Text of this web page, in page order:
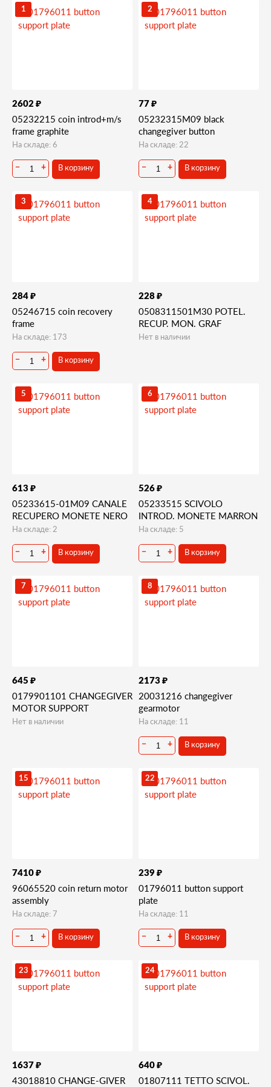
1
2602 ₽
05232215 coin introd+m/s
frame graphite
На складе: 6
− + В корзину
2
77 ₽
05232315M09 black
changegiver button
На складе: 22
− + В корзину
3
284 ₽
05246715 coin recovery
frame
На складе: 173
− + В корзину
4
228 ₽
0508311501M30 POTEL.
RECUP. MON. GRAF
Нет в наличии
5
613 ₽
05233615-01M09 CANALE
RECUPERO MONETE NERO
На складе: 2
− + В корзину
6
526 ₽
05233515 SCIVOLO
INTROD. MONETE MARRON
На складе: 5
− + В корзину
7
645 ₽
0179901101 CHANGEGIVER
MOTOR SUPPORT
Нет в наличии
8
2173 ₽
20031216 changegiver
gearmotor
На складе: 11
− + В корзину
15
7410 ₽
96065520 coin return motor
assembly
На складе: 7
− + В корзину
22
239 ₽
01796011 button support
plate
На складе: 11
− + В корзину
23
1637 ₽
43018810 CHANGE-GIVER
24
640 ₽
01807111 TETTO SCIVOL.